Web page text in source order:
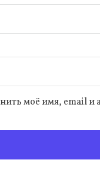
моё имя, email и